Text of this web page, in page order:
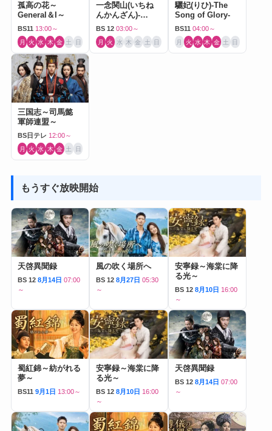
孤高の花～
General＆I～
BS11 13:00～
月 火 水 木 金 土 日
一念関山(いちね
んかんざん)-
Journey to Love-
BS 12 03:00～
月 火 水 木 金 土 日
驪妃(りひ)-The
Song of Glory-
BS11 04:00～
月 火 水 木 金 土 日
三国志～司馬懿
軍師連盟～
BS日テレ 12:00～
月 火 水 木 金 土 日
もうすぐ放映開始
天啓異聞録
BS 12 8月14日 07:00
～
風の吹く場所へ
BS 12 8月27日 05:30
～
安寧録～海棠に降
る光～
BS 12 8月10日 16:00
～
蜀紅錦～紡がれる
夢～
BS11 9月1日 13:00～
安寧録～海棠に降
る光～
BS 12 8月10日 16:00
～
天啓異聞録
BS 12 8月14日 07:00
～